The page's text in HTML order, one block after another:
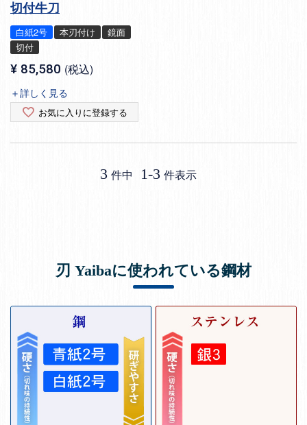
切付牛刀
白紙2号 本刃付け
鏡面
切付
¥ 85,580 税込
＋詳しく見る
お気に入りに登録する
3 件中 1-3 件表示
刃 Yaibaに使われている鋼材